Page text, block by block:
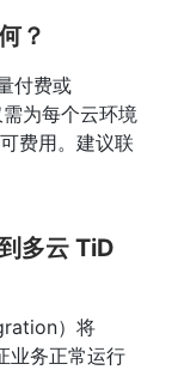
？
付费或
为每个云环境
费用。建议联
多云 TiD
）将
业务正常运行